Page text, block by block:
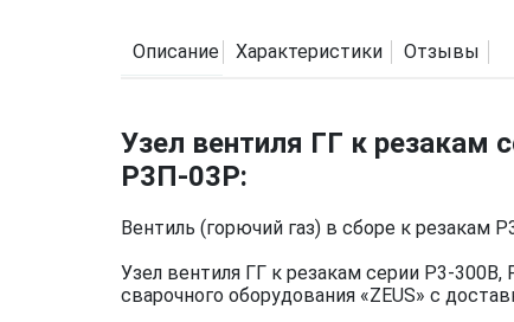
Описание Характеристики Отзывы
Узел вентиля ГГ к
Р3П-03Р:
Вентиль (горючий газ) в сборе к
Узел вентиля ГГ к резакам серии Р3-
сварочного оборудования «ZEUS» с